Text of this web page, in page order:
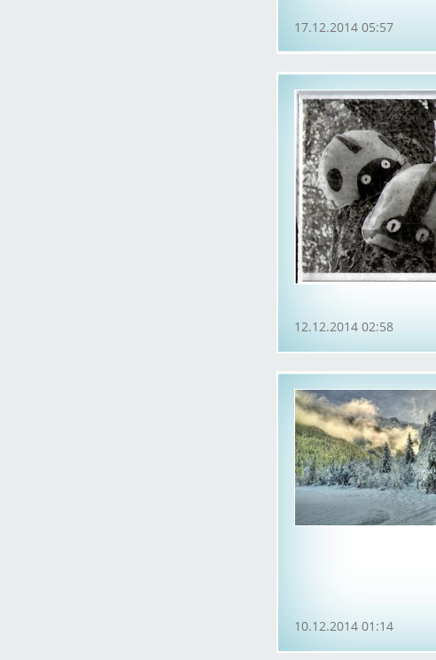
17.12.2014 05:57
12.12.2014 02:58
10.12.2014 01:14